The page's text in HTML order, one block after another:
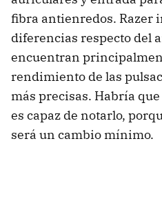
fibra antienredos. Razer
diferencias respecto del
encuentran
rendimiento de las
más precisas. Habría
es capaz de notarlo,
será un cambio mínimo.